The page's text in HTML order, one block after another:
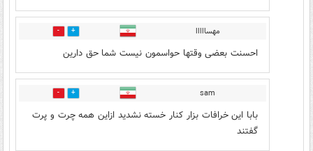
مهسااااا 0
احسنت بعضی وقتها حواسمون نیست شما حق دارین
sam
0
بابا این خرافات بزار کنار خسته نشدید ازاین همه چرت و پرت
گفتند